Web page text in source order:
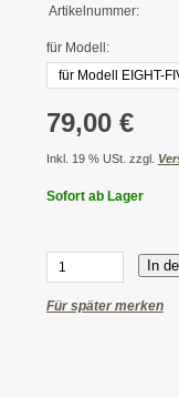
Artikelnummer:
für Modell:
79,00 €
Inkl. 19 % USt. zzgl.
Sofort ab Lager
In
Für später merken